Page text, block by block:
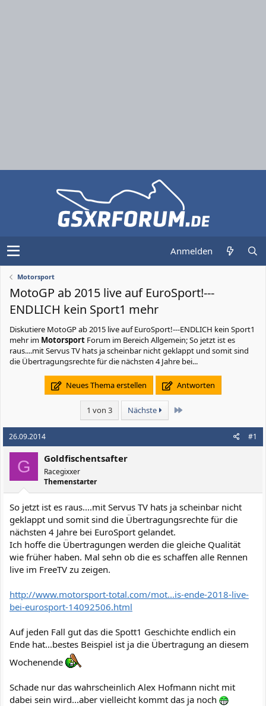
Anmelden
Motorsport
MotoGP ab 2015 live auf EuroSport!---
ENDLICH kein Sport1 mehr
Diskutiere MotoGP ab 2015 live auf EuroSport!---ENDLICH kein Sport1
mehr im Motorsport Forum im Bereich Allgemein; So jetzt ist es
raus....mit Servus TV hats ja scheinbar nicht geklappt und somit sind
die Übertragungsrechte für die nächsten 4 Jahre bei...
Neues Thema erstellen Antworten
1 von 3 Nächste Letzte
26.09.2014 #1
G Goldfischentsafter
Racegixxer
Themenstarter
So jetzt ist es raus....mit Servus TV hats ja scheinbar nicht
geklappt und somit sind die Übertragungsrechte für die
nächsten 4 Jahre bei EuroSport gelandet.
Ich hoffe die Übertragungen werden die gleiche Qualität
wie früher haben. Mal sehn ob die es schaffen alle Rennen
live im FreeTV zu zeigen.
http://www.motorsport-total.com/mot...is-ende-2018-live-
bei-eurosport-14092506.html
Auf jeden Fall gut das die Spott1 Geschichte endlich ein
Ende hat...bestes Beispiel ist ja die Übertragung an diesem
Wochenende
Schade nur das wahrscheinlich Alex Hofmann nicht mit
dabei sein wird...aber vielleicht kommt das ja noch